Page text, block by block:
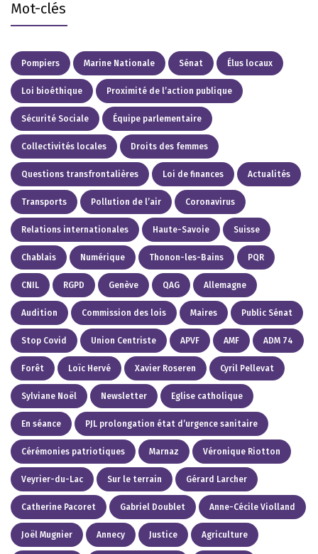
Mot-clés
Pompiers Marine Nationale Sénat Élus locaux
Loi bioéthique Proximité de l’action publique
Sécurité Sociale Équipe parlementaire
Collectivités locales Droits des femmes
Questions transfrontalières Loi de finances Actualités
Transports Pollution de l’air Coronavirus
Relations internationales Haute-Savoie Suisse
Chablais Numérique Thonon-les-Bains PQR
CNIL RGPD Genève QAG Allemagne
Audition Commission des lois Maires Public Sénat
Stop Covid Union Centriste APVF AMF ADM 74
Forêt Loïc Hervé Xavier Roseren Cyril Pellevat
Sylviane Noël Newsletter Eglise catholique
En séance PJL prolongation état d’urgence sanitaire
Cérémonies patriotiques Marnaz Véronique Riotton
Veyrier-du-Lac Sur le terrain Gérard Larcher
Catherine Pacoret Gabriel Doublet Anne-Cécile Violland
Joël Mugnier Annecy Justice Agriculture